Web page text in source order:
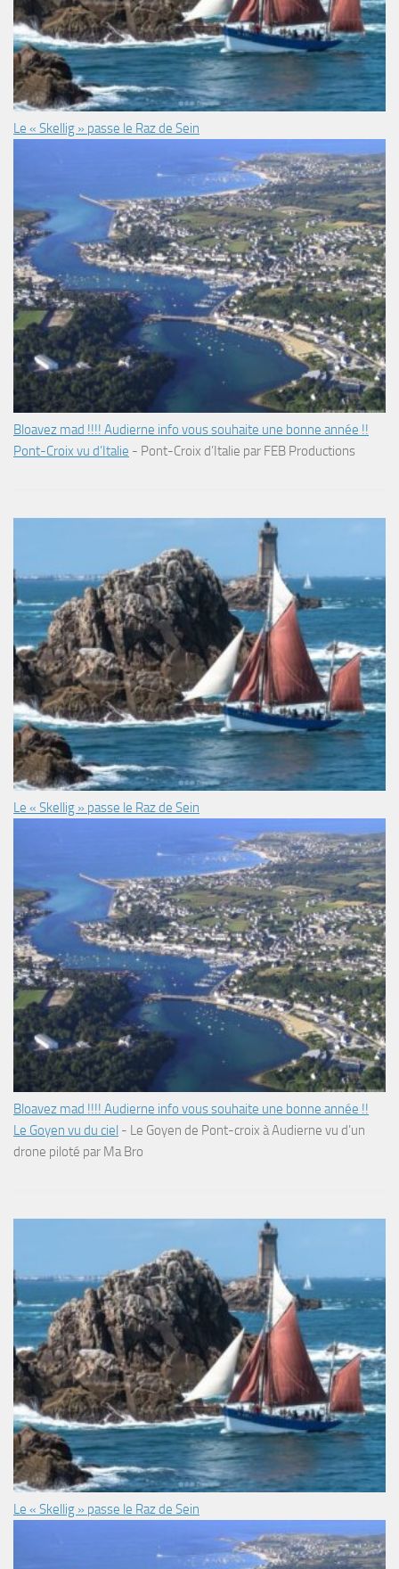
Le « Skellig » passe le Raz de Sein
Bloavez mad !!!! Audierne info vous souhaite une bonne année !!
Pont-Croix vu d’Italie - Pont-Croix d’Italie par FEB Productions
Le « Skellig » passe le Raz de Sein
Bloavez mad !!!! Audierne info vous souhaite une bonne année !!
Le Goyen vu du ciel - Le Goyen de Pont-croix à Audierne vu d’un
drone piloté par Ma Bro
Le « Skellig » passe le Raz de Sein